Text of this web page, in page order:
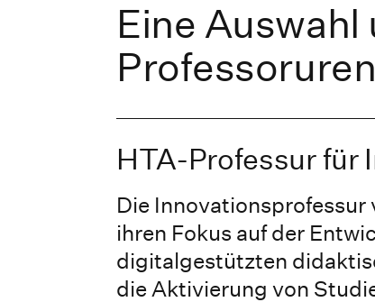
Eine
HTA-Professur für
Die Innovationsprofessur
ihren Fokus auf der
digitalgestützten
die Aktivierung von